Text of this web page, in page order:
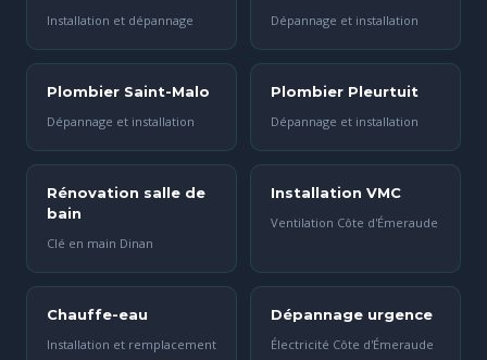
Installation et dépannage Dépannage et installation
Plombier Saint-Malo
Dépannage et installation
Plombier Pleurtuit
Dépannage et installation
Rénovation salle de
bain
Clé en main Dinan
Installation VMC
Ventilation Côte d'Émeraude
Chauffe-eau
Installation et remplacement
Dépannage urgence
Électricité Côte d'Émeraude